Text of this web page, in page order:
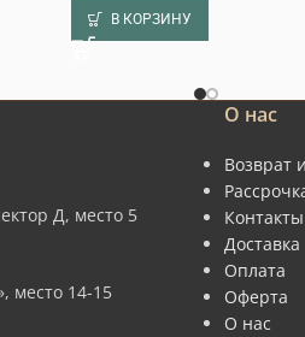
В КОРЗИНУ
Д, место 5
место 14-15
О нас
Возврат
Контакты
Доставка
Оплата
Оферта
О нас